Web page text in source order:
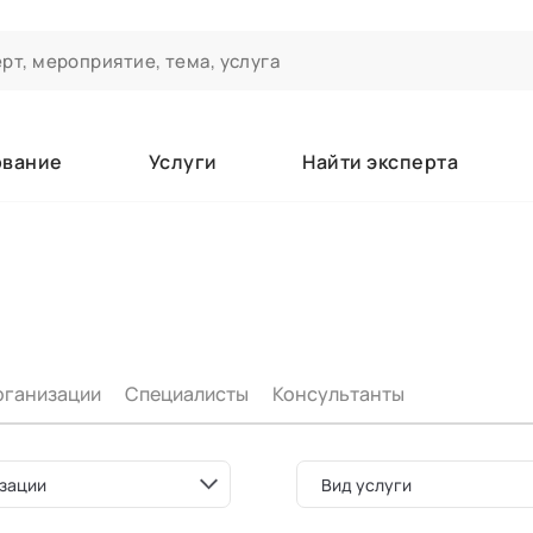
Услуги Найти эксперта
Специалисты Консультанты
Вид услуги
вы зачисляетесь/уже зачислены в качестве